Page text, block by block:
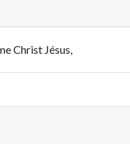
Christ Jésus,